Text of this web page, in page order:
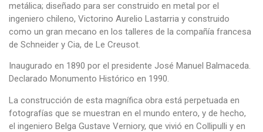
metálica; diseñado para ser construido en metal por el
ingeniero chileno, Victorino Aurelio Lastarria y construido
como un gran mecano en los talleres de la compañía francesa
de Schneider y Cia, de Le Creusot.
Inaugurado en 1890 por el presidente José Manuel Balmaceda.
Declarado Monumento Histórico en 1990.
La construcción de esta magnífica obra está perpetuada en
fotografías que se muestran en el mundo entero, y de hecho,
el ingeniero Belga Gustave Verniory, que vivió en Collipulli y en